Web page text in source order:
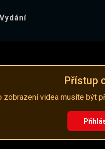
Přístup
zobrazení videa musíte být